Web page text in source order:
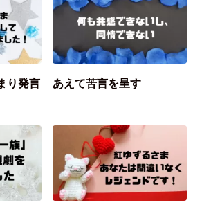
り発言
あえて苦言を呈す